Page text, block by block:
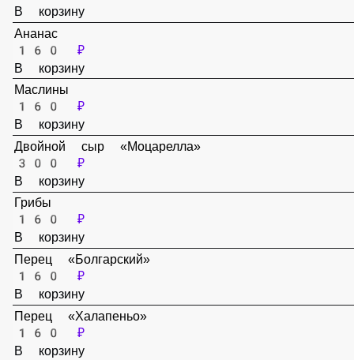
Пепперони
160 ₽
В корзину
Ананас
160 ₽
В корзину
Маслины
160 ₽
В корзину
Двойной сыр «Моцарелла»
В корзину
Грибы
160 ₽
В корзину
Перец «Болгарский»